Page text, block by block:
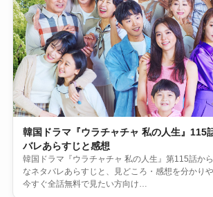
韓国ドラマ『ウラチャチャ 私の人生』115
バレあらすじと感想
韓国ドラマ『ウラチャチャ 私の人生』第115話か
なネタバレあらすじと、見どころ・感想を分かり
今すぐ全話無料で見たい方向け…